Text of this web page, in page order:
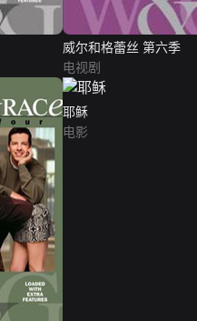
威尔和格蕾丝 第六季
电视剧
耶稣
电影